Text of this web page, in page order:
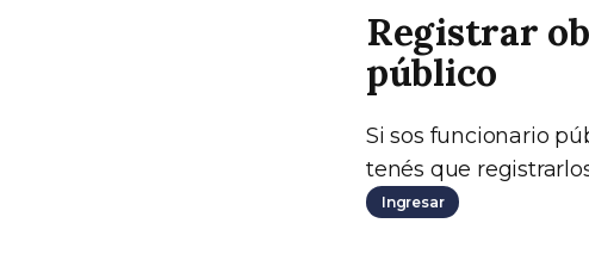
Registrar
público
Si sos funcionario
tenés que
Ingresar